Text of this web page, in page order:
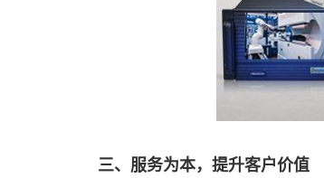
三、服务为本，提升客户价值